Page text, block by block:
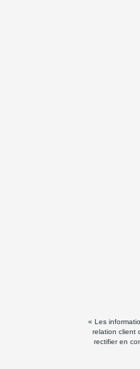
« Les
relation client
rectifier en